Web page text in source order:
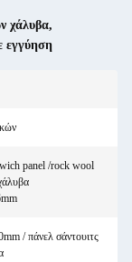
χάλυβα,
εγγύηση
panel /rock wool
/ πάνελ σάντουιτς